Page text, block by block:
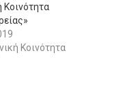
Κοινότητα
Κοινότητα